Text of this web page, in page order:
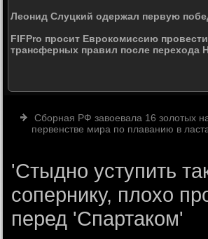
Леонид Слуцкий одержал первую
FIFPro просит Еврокомиссию
трансферных правил после перехода
Сборная РФ завоевала 16 золотых
первенстве мира по плаванию в
'Стыдно уступить
сопернику, плохо
перед 'Спартаком'